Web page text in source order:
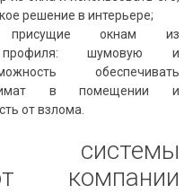
решение в интерьере;
присущие окнам из
профиля: шумовую и
обеспечивать
в помещении и
от взлома.
системы
компании